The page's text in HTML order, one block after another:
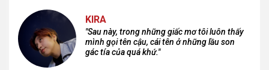
KIRA
"Sau này, trong những giấc mơ tôi luôn thấy
mình gọi tên cậu, cái tên ở những lầu son
gác tía của quá khứ."